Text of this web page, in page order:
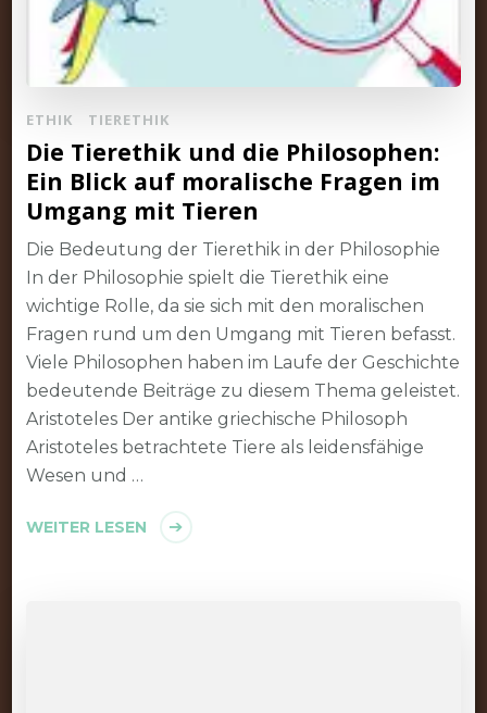
ETHIK TIERETHIK
Die Tierethik und die Philosophen:
Ein Blick auf moralische Fragen im
Umgang mit Tieren
Die Bedeutung der Tierethik in der Philosophie
In der Philosophie spielt die Tierethik eine
wichtige Rolle, da sie sich mit den moralischen
Fragen rund um den Umgang mit Tieren befasst.
Viele Philosophen haben im Laufe der Geschichte
bedeutende Beiträge zu diesem Thema geleistet.
Aristoteles Der antike griechische Philosoph
Aristoteles betrachtete Tiere als leidensfähige
Wesen und …
WEITER LESEN